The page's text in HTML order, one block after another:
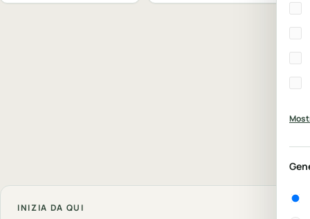
INIZIA DA QUI